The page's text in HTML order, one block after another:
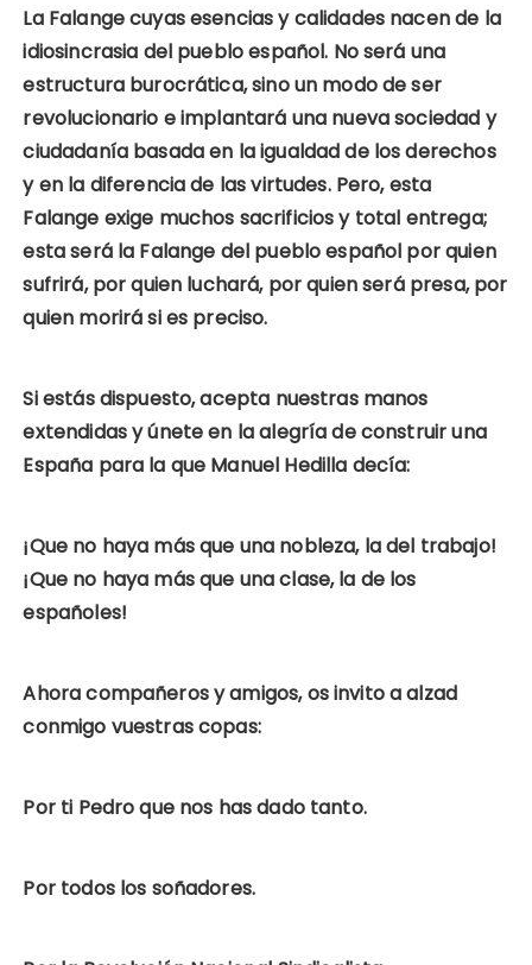
La Falange cuyas esencias y calidades nacen de la
idiosincrasia del pueblo español. No será una
estructura burocrática, sino un modo de ser
revolucionario e implantará una nueva sociedad y
ciudadanía basada en la igualdad de los derechos
y en la diferencia de las virtudes. Pero, esta
Falange exige muchos sacrificios y total entrega;
esta será la Falange del pueblo español por quien
sufrirá, por quien luchará, por quien será presa, por
quien morirá si es preciso.
Si estás dispuesto, acepta nuestras manos
extendidas y únete en la alegría de construir una
España para la que Manuel Hedilla decía:
¡Que no haya más que una nobleza, la del trabajo!
¡Que no haya más que una clase, la de los
españoles!
Ahora compañeros y amigos, os invito a alzad
conmigo vuestras copas:
Por ti Pedro que nos has dado tanto.
Por todos los soñadores.